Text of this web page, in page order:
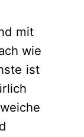
mit
wie
ist